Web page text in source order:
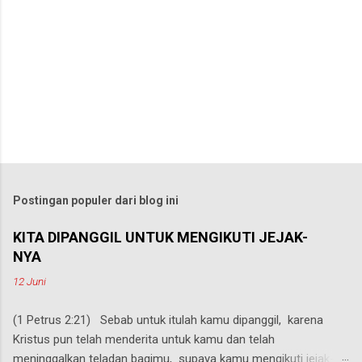
Postingan populer dari blog ini
KITA DIPANGGIL UNTUK MENGIKUTI JEJAK-
NYA
12 Juni
(1 Petrus 2:21) Sebab untuk itulah kamu dipanggil, karena
Kristus pun telah menderita untuk kamu dan telah
meninggalkan teladan bagimu, supaya kamu mengikuti jejak-